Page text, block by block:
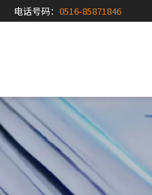
电话号码：0516-85871846